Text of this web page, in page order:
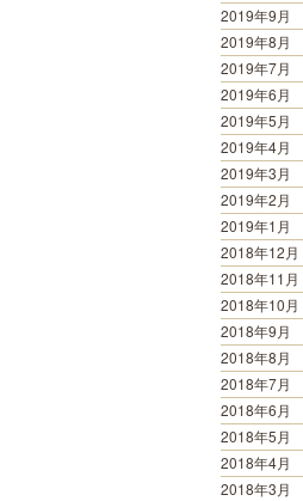
2019年9月
2019年8月
2019年7月
2019年6月
2019年5月
2019年4月
2019年3月
2019年2月
2019年1月
2018年12月
2018年11月
2018年10月
2018年9月
2018年8月
2018年7月
2018年6月
2018年5月
2018年4月
2018年3月